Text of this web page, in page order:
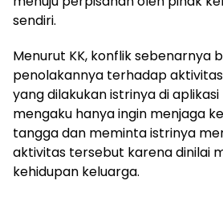
sendiri.
Menurut KK, konflik sebenarnya
penolakannya terhadap
yang dilakukan istrinya di
mengaku hanya ingin menjaga
tangga dan meminta istrinya
aktivitas tersebut karena dinilai
kehidupan keluarga.